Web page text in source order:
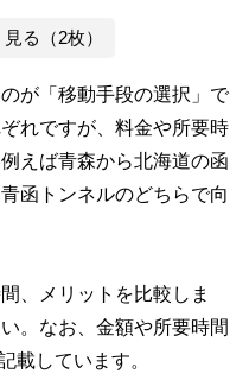
る（2枚）
が「移動手段の選択」で
れですが、料金や所要時
えば青森から北海道の函
函トンネルのどちらで向
、メリットを比較しま
。なお、金額や所要時間
載しています。